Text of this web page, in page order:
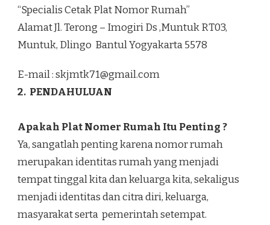
“Specialis Cetak Plat Nomor Rumah”
Alamat Jl. Terong – Imogiri Ds ,Muntuk RT03,
Muntuk, Dlingo Bantul Yogyakarta 5578
E-mail :skjmtk71@gmail.com
2. PENDAHULUAN
Apakah Plat Nomer Rumah Itu Penting ?
Ya, sangatlah penting karena nomor rumah
merupakan identitas rumah yang menjadi
tempat tinggal kita dan keluarga kita, sekaligus
menjadi identitas dan citra diri, keluarga,
masyarakat serta pemerintah setempat.